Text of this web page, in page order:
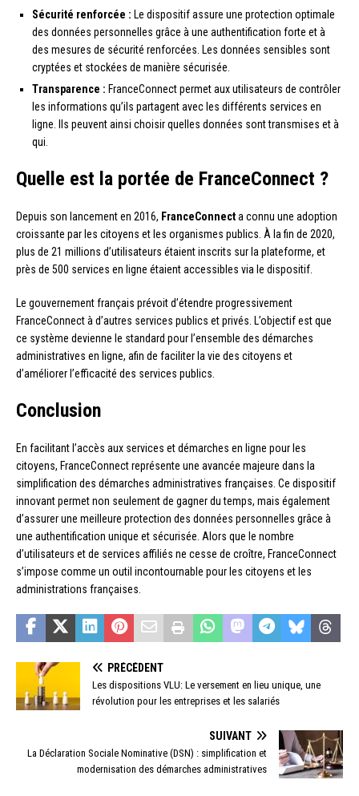
Sécurité renforcée : Le dispositif assure une protection optimale
des données personnelles grâce à une authentification forte et à
des mesures de sécurité renforcées. Les données sensibles sont
cryptées et stockées de manière sécurisée.
Transparence : FranceConnect permet aux utilisateurs de contrôler
les informations qu’ils partagent avec les différents services en
ligne. Ils peuvent ainsi choisir quelles données sont transmises et à
qui.
Quelle est la portée de FranceConnect ?
Depuis son lancement en 2016, FranceConnecta connu une adoption
croissante par les citoyens et les organismes publics. À la fin de 2020,
plus de 21 millions d’utilisateurs étaient inscrits sur la plateforme, et
près de 500 services en ligne étaient accessibles via le dispositif.
Le gouvernement français prévoit d’étendre progressivement
FranceConnect à d’autres services publics et privés. L’objectif est que
ce système devienne le standard pour l’ensemble des démarches
administratives en ligne, afin de faciliter la vie des citoyens et
d’améliorer l’efficacité des services publics.
Conclusion
En facilitant l’accès aux services et démarches en ligne pour les
citoyens, FranceConnect représente une avancée majeure dans la
simplification des démarches administratives françaises. Ce dispositif
innovant permet non seulement de gagner du temps, mais également
d’assurer une meilleure protection des données personnelles grâce à
une authentification unique et sécurisée. Alors que le nombre
d’utilisateurs et de services affiliés ne cesse de croître, FranceConnect
s’impose comme un outil incontournable pour les citoyens et les
administrations françaises.
PRÉCÉDENT
Les dispositions VLU: Le versement en lieu unique, une
révolution pour les entreprises et les salariés
SUIVANT
La Déclaration Sociale Nominative (DSN) : simplification et
modernisation des démarches administratives